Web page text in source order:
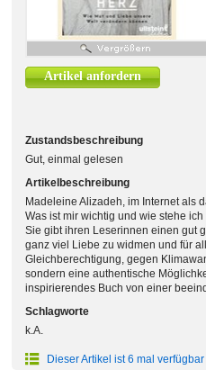
Artikel anfordern
Zustandsbeschreibung
Gut, einmal gelesen
Artikelbeschreibung
Madeleine Alizadeh, im Internet als
Was ist mir wichtig und wie stehe
Sie gibt ihren Leserinnen einen gut
ganz viel Liebe zu widmen und für
Gleichberechtigung, gegen
sondern eine authentische
inspirierendes Buch von einer
Schlagworte
k.A.
Dieser Artikel ist 6 mal verfügbar